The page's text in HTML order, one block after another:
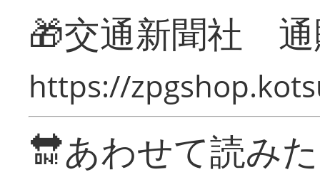
🎁交通新聞社
https://
🔛あわせて読み